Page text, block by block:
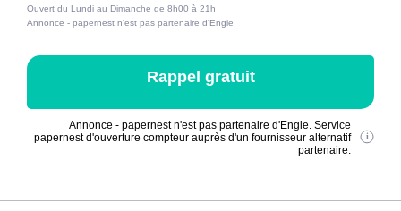
Ouvert du Lundi au Dimanche de 8h00 à 21h
Annonce - papernest n'est pas partenaire d'Engie
Rappel gratuit
Annonce - papernest n'est pas partenaire d'Engie. Service
papernest d'ouverture compteur auprès d'un fournisseur alternatif
partenaire.